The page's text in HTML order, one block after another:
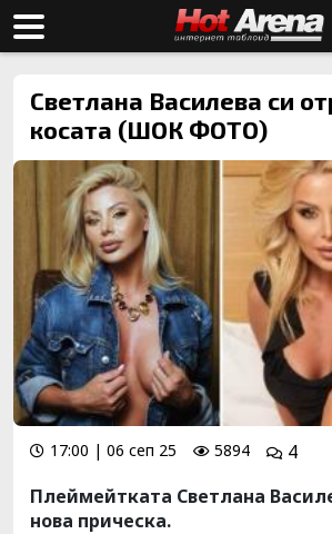
Светлана Василева си
косата (ШОК ФОТО)
17:00 | 06 сеп 25 5894
4
Плеймейтката Светлана
нова прическа.